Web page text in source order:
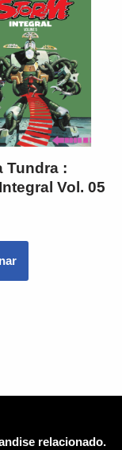
Tundra :
Vol. 05
relacionado.